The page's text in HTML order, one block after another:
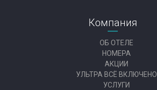
Компания
ОБ ОТЕЛЕ
НОМЕРА
АКЦИИ
УЛЬТРА ВСЁ ВКЛЮЧЕНО
УСЛУГИ